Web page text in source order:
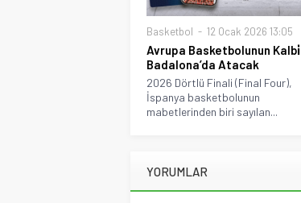
Basketbol 12 Ocak 2026 13:05
Avrupa Basketbolunun Kalbi̇
Badalona’da Atacak
2026 Dörtlü Finali (Final Four),
İspanya basketbolunun
mabetlerinden biri sayılan...
YORUMLAR